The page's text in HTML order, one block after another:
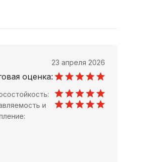
23 апреля 2026
оценка:
и